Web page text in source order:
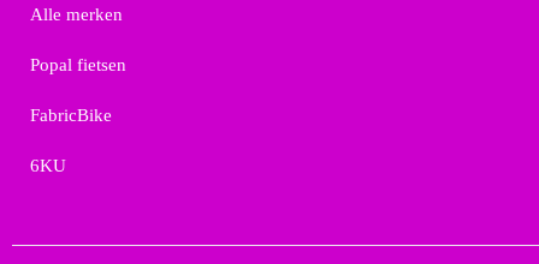
Alle merken
Popal fietsen
FabricBike
6KU